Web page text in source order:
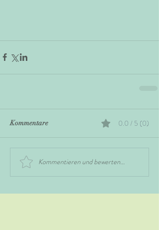
Kommentare 0.0 / 5 (0)
Kommentieren und bewerten...